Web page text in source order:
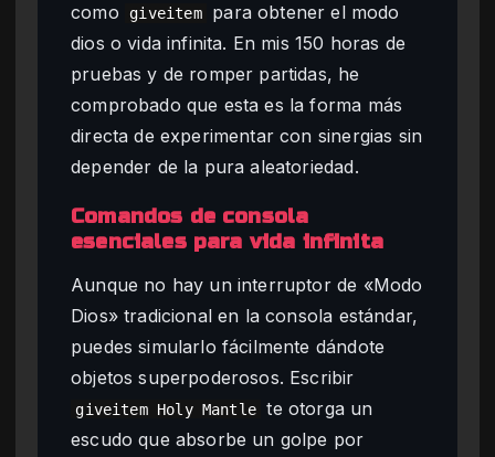
como
giveitem
para obtener el modo
dios o vida infinita. En mis 150 horas de
pruebas y de romper partidas, he
comprobado que esta es la forma más
directa de experimentar con sinergias sin
depender de la pura aleatoriedad.
Comandos de consola
esenciales para vida infinita
Aunque no hay un interruptor de «Modo
Dios» tradicional en la consola estándar,
puedes simularlo fácilmente dándote
objetos superpoderosos. Escribir
giveitem Holy Mantle te otorga un
escudo que absorbe un golpe por